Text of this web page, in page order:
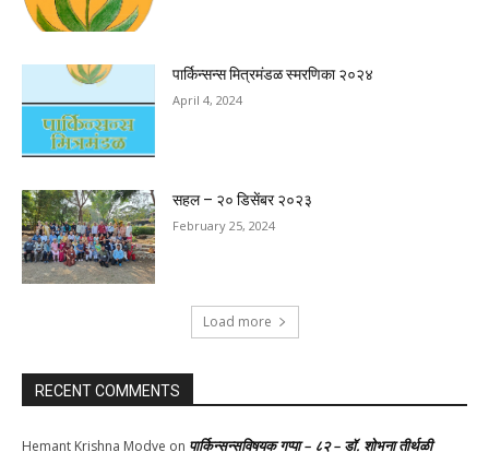
पार्किन्सन्स मित्रमंडळ स्मरणिका २०२४
April 4, 2024
सहल – २० डिसेंबर २०२३
February 25, 2024
Load more
RECENT COMMENTS
Hemant Krishna Modve on पार्किन्सन्सविषयक गप्पा – ८२ – डॉ. शोभना तीर्थळी